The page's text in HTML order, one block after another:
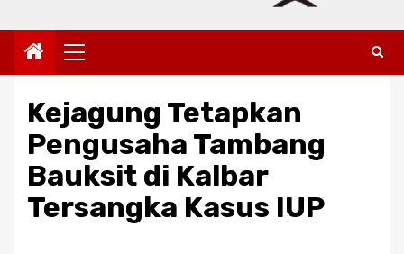
Primary
Menu
Kejagung Tetapkan
Pengusaha Tambang
Bauksit di Kalbar
Tersangka Kasus IUP